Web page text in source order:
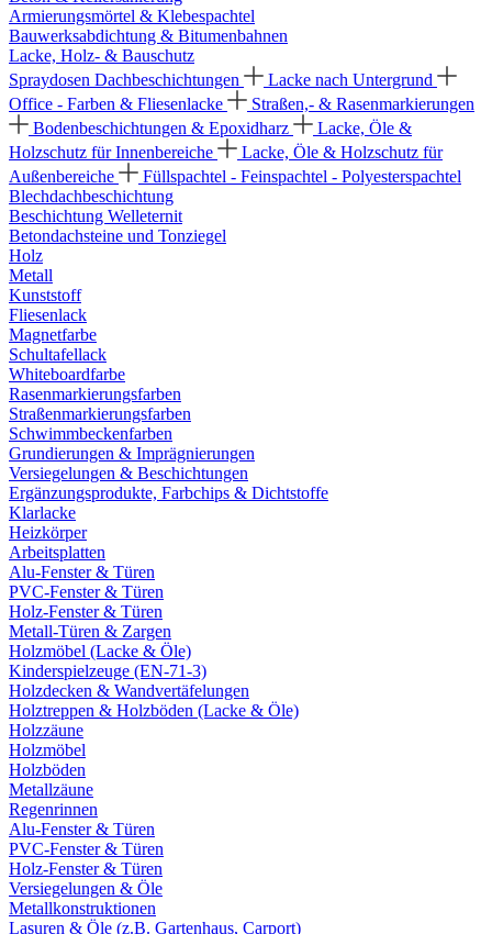
Armierungsmörtel & Klebespachtel
Bauwerksabdichtung & Bitumenbahnen
Lacke, Holz- & Bauschutz
Spraydosen Dachbeschichtungen
Lacke nach Untergrund
Office - Farben & Fliesenlacke
Straßen,- & Rasenmarkierungen
Bodenbeschichtungen & Epoxidharz
Lacke, Öle &
Holzschutz für Innenbereiche
Lacke, Öle & Holzschutz für
Außenbereiche
Füllspachtel - Feinspachtel - Polyesterspachtel
Blechdachbeschichtung
Beschichtung Welleternit
Betondachsteine und Tonziegel
Holz
Metall
Kunststoff
Fliesenlack
Magnetfarbe
Schultafellack
Whiteboardfarbe
Rasenmarkierungsfarben
Straßenmarkierungsfarben
Schwimmbeckenfarben
Grundierungen & Imprägnierungen
Versiegelungen & Beschichtungen
Ergänzungsprodukte, Farbchips & Dichtstoffe
Klarlacke
Heizkörper
Arbeitsplatten
Alu-Fenster & Türen
PVC-Fenster & Türen
Holz-Fenster & Türen
Metall-Türen & Zargen
Holzmöbel (Lacke & Öle)
Kinderspielzeuge (EN-71-3)
Holzdecken & Wandvertäfelungen
Holztreppen & Holzböden (Lacke & Öle)
Holzzäune
Holzmöbel
Holzböden
Metallzäune
Regenrinnen
Alu-Fenster & Türen
PVC-Fenster & Türen
Holz-Fenster & Türen
Versiegelungen & Öle
Metallkonstruktionen
Lasuren & Öle (z.B. Gartenhaus, Carport)